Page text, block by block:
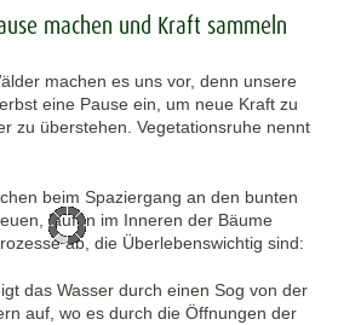
machen und Kraft sammeln
machen es uns vor, denn unsere
eine Pause ein, um neue Kraft zu
zu überstehen. Vegetationsruhe nennt
beim Spaziergang an den bunten
laufen im Inneren der Bäume
ab, die Überlebenswichtig sind:
das Wasser durch einen Sog von der
auf, wo es durch die Öffnungen der